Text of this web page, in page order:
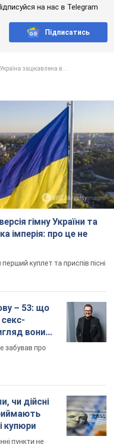
на нас в Telegram
Підписатись
Україна зацікавлена в...
гімну України та
імперія: про це не
куплет та приспів пісні
– 53: що
вони
забував про
чи дійсні
купюри
пункти не